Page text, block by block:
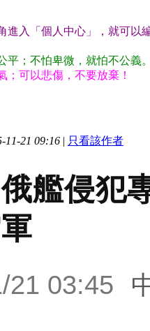
進入「個人中心」，就可以
平；不怕卑微，就怕不公義
；可以悲傷，不要放棄！
11-21 09:16 | 只看該作者
艦侵犯
21 03:45